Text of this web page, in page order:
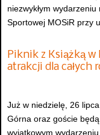
niezwykłym
Sportowej MOSiR przy
Piknik z Książką w
atrakcji dla całych
Już w niedzielę, 26
Górna oraz goście
wyjątkowym